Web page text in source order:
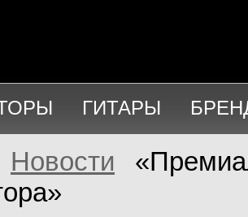
ГИТАРЫ
ПРОДАЖА
Новости